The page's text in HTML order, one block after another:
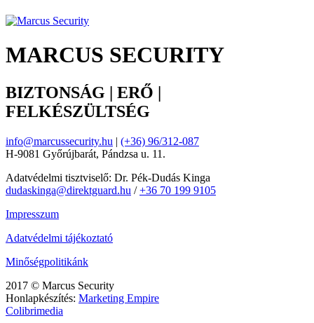
MARCUS SECURITY
BIZTONSÁG | ERŐ |
FELKÉSZÜLTSÉG
info@marcussecurity.hu | (+36) 96/312-087
H-9081 Győrújbarát, Pándzsa u. 11.
Adatvédelmi tisztviselő: Dr. Pék-Dudás Kinga
dudaskinga@direktguard.hu /+36 70 199 9105
Impresszum
Adatvédelmi tájékoztató
Minőségpolitikánk
2017 © Marcus Security
Honlapkészítés: Marketing Empire
Colibrimedia